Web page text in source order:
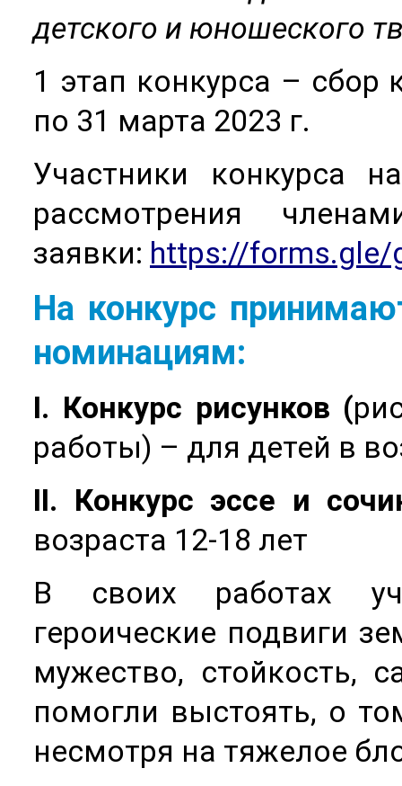
детского и юношеского
1 этап конкурса – сбор
по 31 марта 2023 г.
Участники конкурса
рассмотрения
заявки: https://forms.gle/
На конкурс
номинациям:
I. Конкурс рисунков (
работы) – для детей в
II. Конкурс эссе и
возраста 12-18 лет
В своих работах
героические подвиги
мужество, стойкость,
помогли выстоять, о
несмотря на тяжелое